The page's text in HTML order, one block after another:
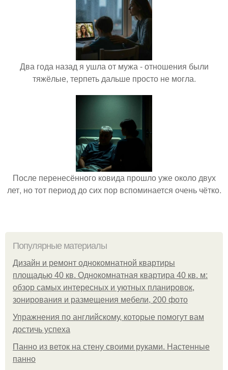
Два года назад я ушла от мужа - отношения были
тяжёлые, терпеть дальше просто не могла.
После перенесённого ковида прошло уже около двух
лет, но тот период до сих пор вспоминается очень чётко.
Популярные материалы
Дизайн и ремонт однокомнатной квартиры
площадью 40 кв. Однокомнатная квартира 40 кв. м:
обзор самых интересных и уютных планировок,
зонирования и размещения мебели, 200 фото
Упражнения по английскому, которые помогут вам
достичь успеха
Панно из веток на стену своими руками. Настенные
панно